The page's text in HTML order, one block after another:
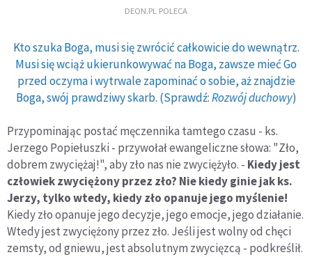
DEON.PL POLECA
Kto szuka Boga, musi się zwrócić całkowicie do wewnątrz.
Musi się wciąż ukierunkowywać na Boga, zawsze mieć Go
przed oczyma i wytrwale zapominać o sobie, aż znajdzie
Boga, swój prawdziwy skarb. (Sprawdź:Rozwój duchowy)
Przypominając postać męczennika tamtego czasu - ks.
Jerzego Popiełuszki - przywołał ewangeliczne słowa: "Zło,
dobrem zwyciężaj!", aby zło nas nie zwyciężyło. - Kiedy jest
człowiek zwyciężony przez zło? Nie kiedy ginie jak ks.
Jerzy, tylko wtedy, kiedy zło opanuje jego myślenie!
Kiedy zło opanuje jego decyzje, jego emocje, jego działanie.
Wtedy jest zwyciężony przez zło. Jeśli jest wolny od chęci
zemsty, od gniewu, jest absolutnym zwycięzcą - podkreślił.